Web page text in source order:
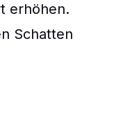
erhöhen.
Schatten